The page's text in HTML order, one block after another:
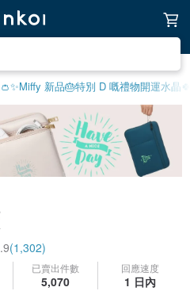
✨Miffy 新品🎂特別 D 嘅禮物開運水晶
(1,302)
已賣出件數
5,070
回應速度
1 日內